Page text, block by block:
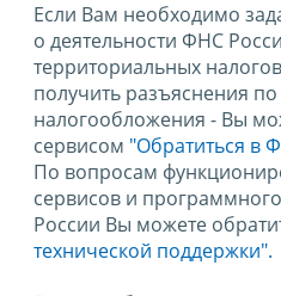
Если Вам необходимо
о деятельности ФНС
территориальных
получить разъяснения
налогообложения - Вы
сервисом "Обратиться в
По вопросам
сервисов и
России Вы можете
технической поддержки".